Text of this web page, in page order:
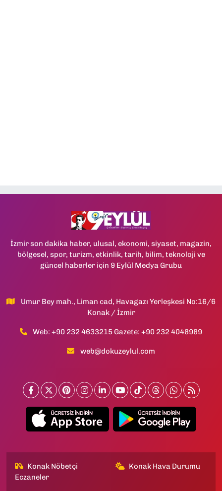
İzmir son dakika haber, ulusal, ekonomi, siyaset, magazin,
bölgesel, spor, turizm, etkinlik, tarih, bilim, teknoloji ve
güncel haberler için 9 Eylül Medya Grubu
Umur Bey mah., Liman cad, Havagazı Yerleşkesi No:16/6
Konak / İzmir
Web: +90 232 4633215 Gazete: +90 232 4048989
web@dokuzeylul.com
Konak Nöbetçi
Eczaneler
Konak Hava Durumu